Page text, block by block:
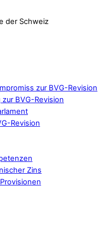
der Schweiz
zur BVG-Revision
BVG-Revision
Revision
Zins